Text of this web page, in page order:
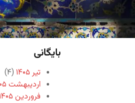
بایگانی
تیر ۱۴۰۵
(۴)
اردیبهشت ۱۴۰۵
فروردین ۱۴۰۵